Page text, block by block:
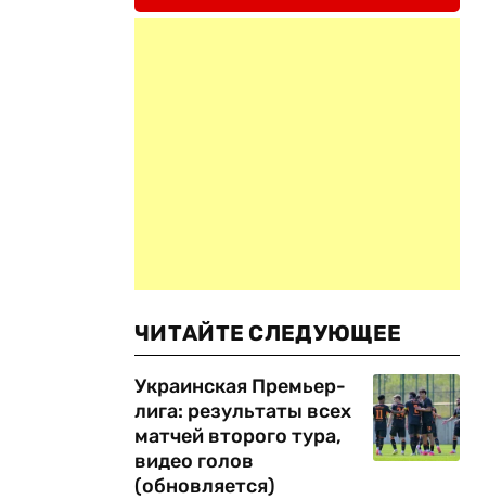
ЧИТАЙТЕ СЛЕДУЮЩЕЕ
Украинская Премьер-
лига: результаты всех
матчей второго тура,
видео голов
(обновляется)